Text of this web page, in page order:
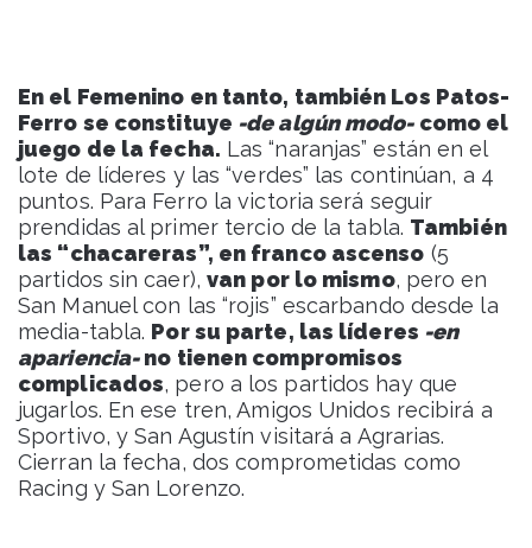
En el Femenino en tanto, también Los Patos-
Ferro se constituye -de algún modo-como el
juego de la fecha. Las “naranjas” están en el
lote de líderes y las “verdes” las continúan, a 4
puntos. Para Ferro la victoria será seguir
prendidas al primer tercio de la tabla. También
las “chacareras”, en franco ascenso (5
partidos sin caer),van por lo mismo, pero en
San Manuel con las “rojis” escarbando desde la
media-tabla. Por su parte, las líderes -en
apariencia-no tienen compromisos
complicados, pero a los partidos hay que
jugarlos. En ese tren, Amigos Unidos recibirá a
Sportivo, y San Agustín visitará a Agrarias.
Cierran la fecha, dos comprometidas como
Racing y San Lorenzo.